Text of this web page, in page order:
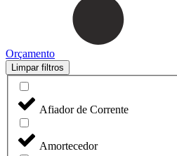
Orçamento
Limpar filtros
Afiador de Corrente
Amortecedor